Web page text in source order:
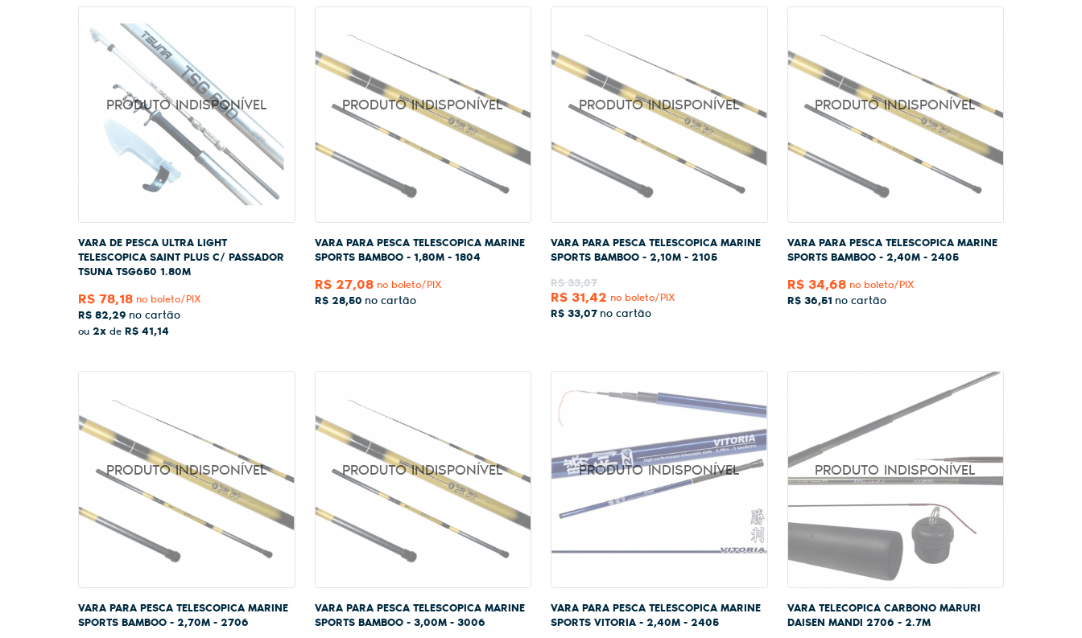
VARA DE PESCA ULTRA LIGHT
TELESCOPICA SAINT PLUS C/ PASSADOR
TSUNA TSG650 1.80M
R$ 82,29
R$ 78,18 no boleto/PIX
ou 2x de R$ 41,14
VARA PARA PESCA TELESCOPICA MARINE
SPORTS BAMBOO - 1,80M - 1804
R$ 28,50
R$ 27,08no boleto/PIX
VARA PARA PESCA TELESCOPICA MARINE
SPORTS BAMBOO - 2,10M - 2105
R$ 33,07
R$ 33,07
R$ 31,42 no boleto/PIX
VARA PARA PESCA TELESCOPICA MARINE
SPORTS BAMBOO - 2,40M - 2405
R$ 36,51
R$ 34,68no boleto/PIX
VARA PARA PESCA TELESCOPICA MARINE
SPORTS BAMBOO - 2,70M - 2706
VARA PARA PESCA TELESCOPICA MARINE
SPORTS BAMBOO - 3,00M - 3006
VARA PARA PESCA TELESCOPICA MARINE
SPORTS VITORIA - 2,40M - 2405
VARA TELECOPICA CARBONO MARURI
DAISEN MANDI 2706 - 2.7M